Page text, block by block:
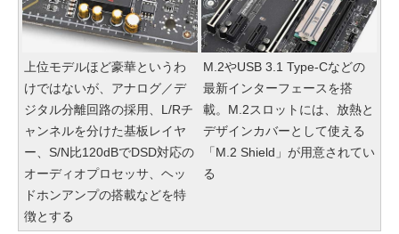
上位モデルほど豪華というわ
けではないが、アナログ／デ
ジタル分離回路の採用、L/Rチ
ャンネルを分けた基板レイヤ
ー、S/N比120dBでDSD対応の
オーディオプロセッサ、ヘッ
ドホンアンプの搭載などを特
徴とする
M.2やUSB 3.1 Type-Cなどの
最新インターフェースを搭
載。M.2スロットには、放熱と
デザインカバーとして使える
「M.2 Shield」が用意されてい
る